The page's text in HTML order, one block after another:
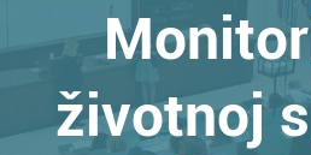
životnoj